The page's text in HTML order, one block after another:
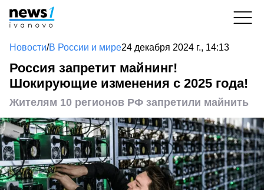
Новости/В России и мире24 декабря 2024 г., 14:13
Россия запретит майнинг!
Шокирующие изменения с 2025 года!
Жителям 10 регионов РФ запретили майнить